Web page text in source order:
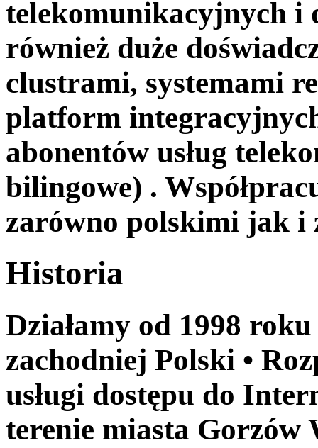
telekomunikacyjnych i
również duże
clustrami, systemami
platform
abonentów usług
bilingowe) .
zarówno polskimi jak i
Historia
Działamy od 1998
zachodniej Polski •
usługi dostępu do
terenie miasta Gorzów